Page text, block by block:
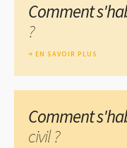
Comment
?
EN SAVOIR PLUS
Comment
civil ?